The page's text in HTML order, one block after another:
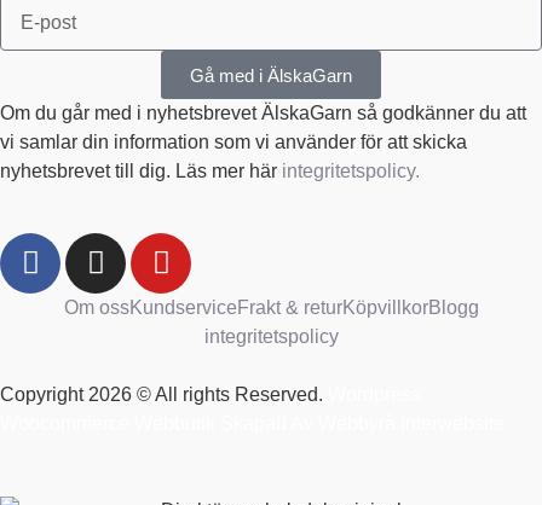
Gå med i ÄlskaGarn
Om du går med i nyhetsbrevet ÄlskaGarn så godkänner du att
vi samlar din information som vi använder för att skicka
nyhetsbrevet till dig. Läs mer här integritetspolicy.
Om ossKundservice Frakt & returKöpvillkorBlogg
integritetspolicy
Copyright 2026 © All rights Reserved.